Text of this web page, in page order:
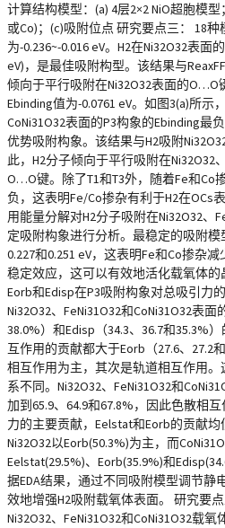
计算结构模型：(a) 4层2×2 NiO超胞模型
或Co)；(c)吸附位点 研究要点三： 18
为-0.236~-0.016 eV。H2在Ni32O32表面
eV)，是最佳吸附构型。该结果与
倾向于平行吸附在Ni32O32表面的O…O
Ebinding值为-0.0761 eV。如图3(a)所示
CoNi31O32表面的P3构象的Ebinding最
优势吸附构象。该结果与H2吸附
此，H2分子倾向于平行吸附在Ni32O32
O…O键。除了T1和T3外，随着Fe和Co
负，这表明Fe/Co掺杂有利于H2在OCs
用能量分解对H2分子吸附在Ni32O32、
定吸附构象进行分析。最稳定的吸附模
0.227和0.251 eV，这表明Fe和Co掺杂
稳定效应，这可以有效地活化载氧体的
Eorb和Edisp在P3吸附构象对总吸引力
Ni32O32、FeNi31O32和CoNi31O32表
38.0%）和Edisp（34.3、36.7和35.3%
互作用的贡献都大于Eorb（27.6、27.2
相互作用为主，其次是轨道相互作用
系不同。Ni32O32、FeNi31O32和
加到65.9、64.9和67.8%，因此色散相
力的主要贡献，Eelstat和Eorb的贡献均
Ni32O32以Eorb(50.3%)为主，而
Eelstat(29.5%)、Eorb(35.9%)和
据EDA结果，通过不同吸附模型调节
效地增强H2吸附载氧体表面。 研究要
Ni32O32、FeNi31O32和CoNi31O32载